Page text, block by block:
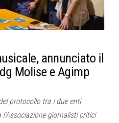
annunciato il
Molise e Agimp
protocollo tra i due enti
giornalisti critici